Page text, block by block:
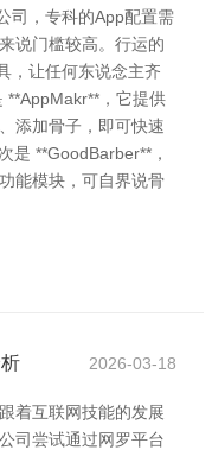
司，专科的App配置需
说门槛较高。行运的
，让任何东说念主齐
**AppMakr**，它提供
添加骨子，即可快速
是 **GoodBarber**，
能模块，可自界说骨
2026-03-18
着互联网技能的发展
司尝试通过网罗平台